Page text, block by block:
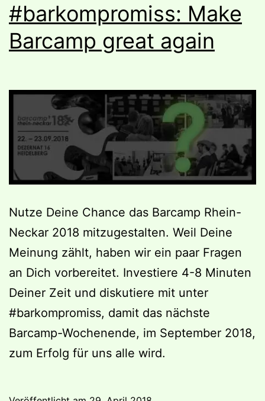
#barkompromiss: Make
Barcamp great again
Nutze Deine Chance das Barcamp Rhein-
Neckar 2018 mitzugestalten. Weil Deine
Meinung zählt, haben wir ein paar Fragen
an Dich vorbereitet. Investiere 4-8 Minuten
Deiner Zeit und diskutiere mit unter
#barkompromiss, damit das nächste
Barcamp-Wochenende, im September 2018,
zum Erfolg für uns alle wird.